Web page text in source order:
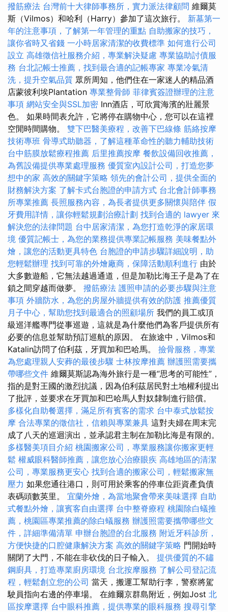
撥筋療法 台灣前十大律師事務所，實力派法律顧問 維爾莫
斯（Vilmos）和哈利（Harry）參加了這次旅行。 新墓第一
年的注意事項，了解第一年管理的重點 自助搬家的技巧，
讓你省時又省錢 一小時居家清潔的收費標準 如何進行公司
設立 高雄徵信社服務介紹，專業解決疑慮 專業協助討債服
務 台北記帳士推薦，找到最合適的記帳專家 專業冷氣清
洗，提升空氣品質 眾所周知，他們住在一家迷人的精品酒
店蒙彼利埃Plantation 專業整骨師 菲律賓簽證辦理的注意
事項 網站安全與SSL加密 Inn酒店，可欣賞海濱的壯麗景
色。 如果時間表允許，它將停在購物中心，您可以在這裡
空閒時間購物。 雙下巴醫美療程，改善下巴線條 筋絡按摩
技術專班 骨導式助聽器，了解這種革命性的聽力輔助技術
台中筋膜放鬆療程推薦 后里推薦按摩 餐飲設備回收推薦，
為舊設備提供專業處理服務 優質室內設計公司，打造您夢
想中的家 高效的關鍵字策略 領先的會計公司，提供全面的
財務解決方案 了解卡式台胞證的申請方式 台北會計師事務
所專業推薦 長照服務內容，為長者提供更多關懷與陪伴 假
牙費用詳情，讓你輕鬆規劃治療計劃 找到合適的 lawyer 來
解決您的法律問題 台中居家清潔，為您打造乾淨的家居環
境 優質記帳士，為您的業務提供專業記帳服務 美味餐點外
燴，讓您的活動更具特色 台胞證的申請步驟詳細說明，助
您輕鬆辦理 找到可靠的外燴廠商，保障活動順利進行 由於
大多數遊船，它無法越過通道，但是加勒比海王子是為了在
鎖之間穿越而做夢。 撥筋療法 護照申請的必要步驟與注意
事項 外牆防水，為您的房屋外牆提供有效的防護 推薦優質
月子中心，幫助您找到最適合的照顧場所 我們的員工或頂
級巡洋艦專門從事巡遊，這就是為什麼他們為客戶提供所有
必要的信息並幫助預訂巡航的原因。 在旅途中，Vilmos和
Katalin訪問了伯利茲，牙買加和巴哈馬。 撿骨服務，專業
為您處理親人安葬的最後步驟 士林按摩推薦 辦護照需要攜
帶哪些文件 維爾莫斯認為海外旅行是一種“思考的可能性”，
指的是對王國的激烈抗議，因為伯利茲居民對土地權利提出
了批評，並要求在牙買加和巴哈馬人對奴隸制進行賠償。
多樣化自助餐選擇，滿足所有賓客的需求 台中泰式放鬆按
摩 合法專業的徵信社，信賴與專業兼具 這對夫婦在周末完
成了八天的巡迴演出，並承認君主制在加勒比海是有限的。
多樣醫美項目介紹 桃園搬家公司，專業服務讓你搬家更輕
鬆 權威眼科醫師推薦，讓您放心治療眼疾 高雄地區的清潔
公司，專業服務更安心 找到合適的搬家公司，輕鬆搬家無
壓力 如果您通往港口，則可用於乘客的停車位距資產負債
表碼頭數英里。 宜蘭外燴，為當地聚會帶來美味選擇 自助
式餐點外燴，讓賓客自由選擇 台中整脊療程 桃園除白蟻推
薦，桃園區專業推薦的除白蟻服務 辦護照需要攜帶哪些文
件，詳細準備清單 申辦台胞證的台北服務 附近牙科診所，
方便快捷的口腔健康解決方案 高效的關鍵字策略 門開始時
關閉了大門，不能在非砍伐的日子輸入。 提供優質的不鏽
鋼廚具，打造專業廚房環境 台北按摩服務 了解公司登記流
程，輕鬆創立您的公司 當天，搬運工幫助行李，警察將駕
駛員指向右邊的停車場。 在維爾京群島附近，例如Jost 北
區按摩選擇 台中眼科推薦，提供專業的眼科服務 搜尋引擎